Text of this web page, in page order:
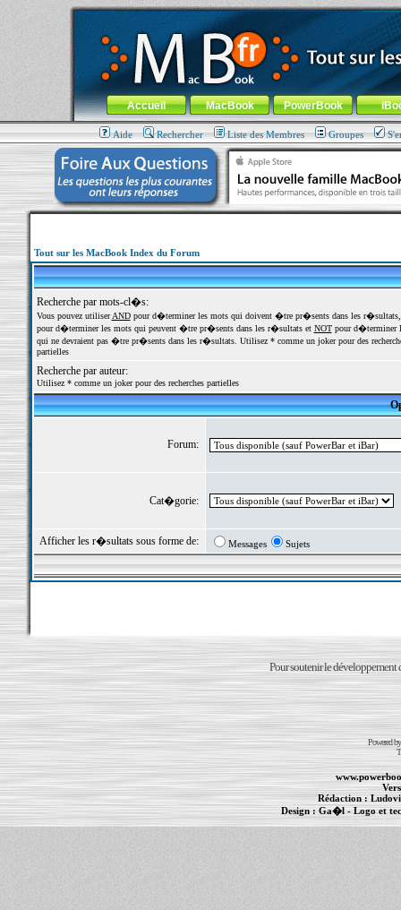
MacBook-fr.com : 100% Apple... 100% nomade !
Aller au contenu-Aller au menu général-Aller au menu de
Menu général
Accueil MacBook PowerBook
Aide Rechercher Liste des Membres Groupes
Tout sur les MacBook Index du Forum
Recherche par mots-cl�s:
Vous pouvez utiliserANDpour d�terminer les mots qui doivent �tre pr�sents dans les
pour d�terminer les mots qui peuvent �tre pr�sents dans les r�sultats et NOTpour d�terminer
qui ne devraient pas �tre pr�sents dans les r�sultats. Utilisez * comme un joker pour des
partielles
Recherche par auteur:
Utilisez * comme un joker pour des recherches partielles
Forum:
Cat�gorie:
Afficher les r�sultats sous forme de: Messages Sujets
Pour soutenir le développement
Powered
Rédaction :
Design : Ga�l- Logo et